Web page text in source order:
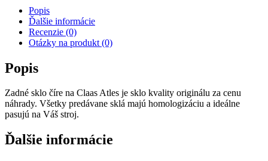
Popis
Ďalšie informácie
Recenzie (0)
Otázky na produkt (0)
Popis
Zadné sklo číre na Claas Atles je sklo kvality originálu za cenu
náhrady. Všetky predávane sklá majú homologizáciu a ideálne
pasujú na Váš stroj.
Ďalšie informácie